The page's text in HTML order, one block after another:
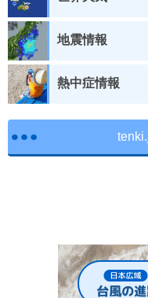
地震情報
熱中症情報